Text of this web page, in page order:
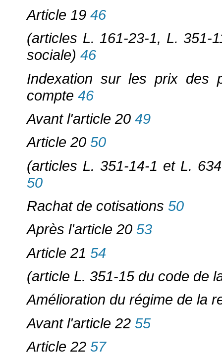
Article 19 46
(articles L. 161-23-1, L. 351-
sociale) 46
Indexation sur les prix des
compte 46
Avant l'article 20 49
Article 20 50
(articles L. 351-14-1 et L.
50
Rachat de cotisations 50
Après l'article 20 53
Article 21 54
(article L. 351-15 du code de
Amélioration du régime de la
Avant l'article 22 55
Article 22 57